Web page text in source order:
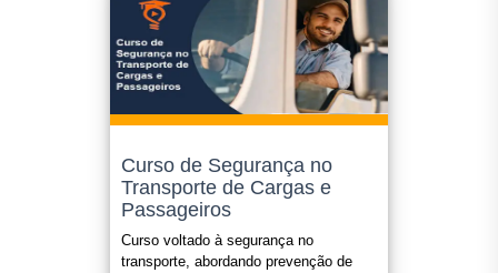
Curso de Segurança no
Transporte de Cargas e
Passageiros
Curso voltado à segurança no
transporte, abordando prevenção de